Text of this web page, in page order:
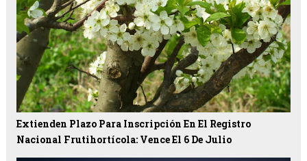
Extienden Plazo Para Inscripción En El Registro
Nacional Frutihortícola: Vence El 6 De Julio